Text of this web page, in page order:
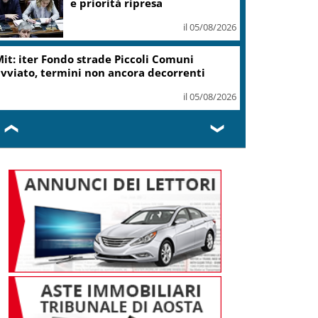
il 05/08/2026
iter Fondo strade Piccoli Comuni
termini non ancora decorrenti
il 05/08/2026
❮ ❯